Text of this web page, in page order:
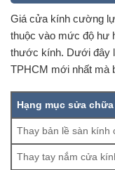
Giá cửa kính cường
thuộc vào mức độ hư
thước kính. Dưới đây
TPHCM mới nhất mà
Hạng mục sửa chữa
Thay bản lề sàn kính
Thay tay nắm cửa